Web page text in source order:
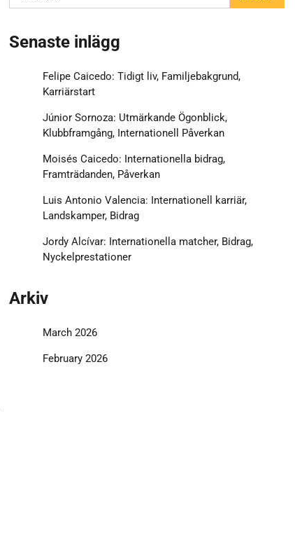
for:
Senaste inlägg
Felipe Caicedo: Tidigt liv, Familjebakgrund,
Karriärstart
Júnior Sornoza: Utmärkande Ögonblick,
Klubbframgång, Internationell Påverkan
Moisés Caicedo: Internationella bidrag,
Framträdanden, Påverkan
Luis Antonio Valencia: Internationell karriär,
Landskamper, Bidrag
Jordy Alcívar: Internationella matcher, Bidrag,
Nyckelprestationer
Arkiv
March 2026
February 2026